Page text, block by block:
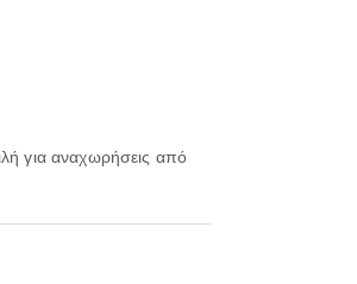
για αναχωρήσεις από